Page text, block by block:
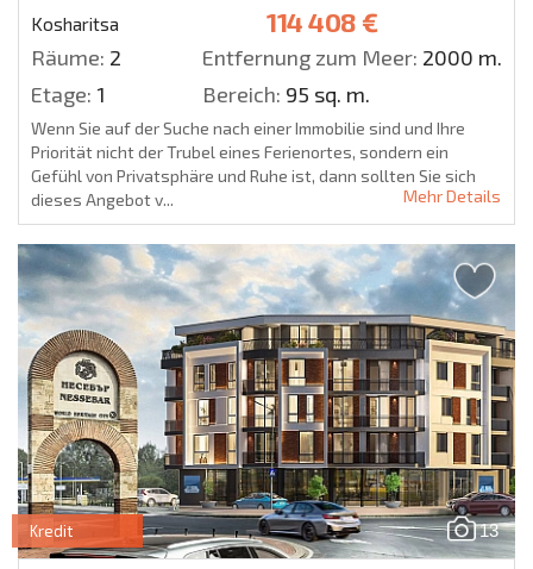
Kosharitsa 114 408 €
Räume: 2 Entfernung zum Meer: 2000 m.
Etage: 1 Bereich: 95 sq. m.
Wenn Sie auf der Suche nach einer Immobilie sind und Ihre
Priorität nicht der Trubel eines Ferienortes, sondern ein
Gefühl von Privatsphäre und Ruhe ist, dann sollten Sie sich
dieses Angebot v...
Mehr Details
13
Kredit